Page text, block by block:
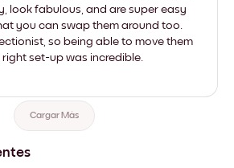
look fabulous, and are super easy
you can swap them around too.
so being able to move them
set-up was incredible.
Cargar Más